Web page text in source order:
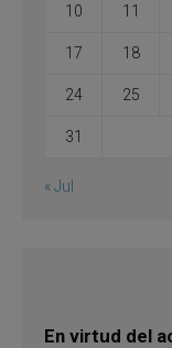
10 11
17 18
24 25
31
« Jul
En virtud del